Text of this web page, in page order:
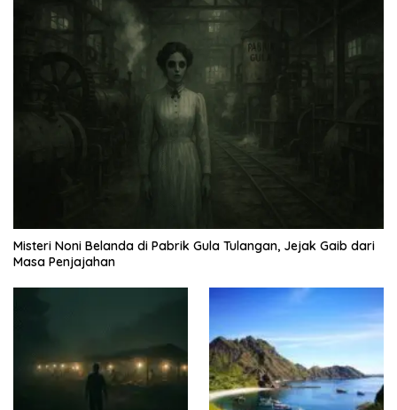
Misteri Noni Belanda di Pabrik Gula Tulangan, Jejak Gaib dari
Masa Penjajahan